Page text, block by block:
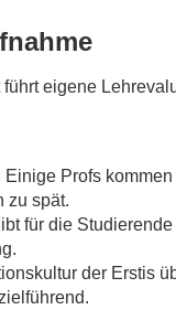
eigene
Einige Profs
zu spät.
für die
der Erstis